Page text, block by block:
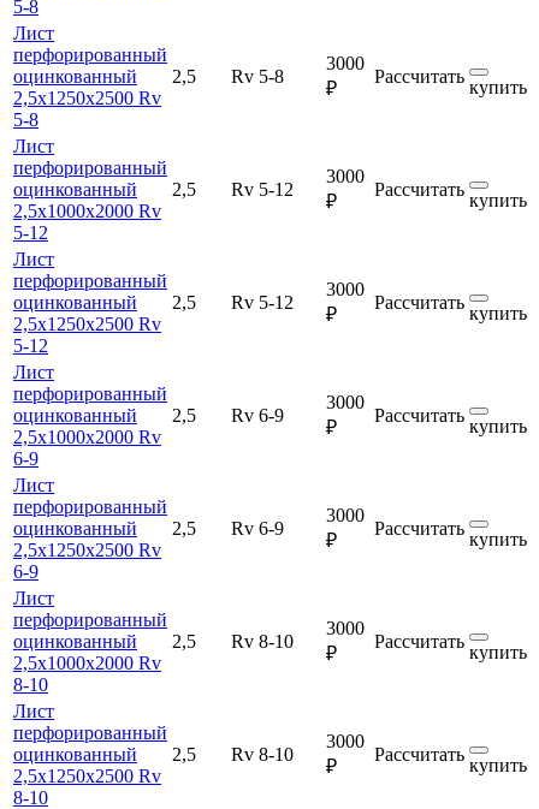
5-8
Лист
перфорированный
оцинкованный
2,5х1250х2500 Rv
5-8
2,5 Rv 5-8
3000
₽
Рассчитать
купить
Лист
перфорированный
оцинкованный
2,5х1000х2000 Rv
5-12
2,5 Rv 5-12
3000
₽
Рассчитать
купить
Лист
перфорированный
оцинкованный
2,5х1250х2500 Rv
5-12
2,5 Rv 5-12
3000
₽
Рассчитать
купить
Лист
перфорированный
оцинкованный
2,5х1000х2000 Rv
6-9
2,5 Rv 6-9
3000
₽
Рассчитать
купить
Лист
перфорированный
оцинкованный
2,5х1250х2500 Rv
6-9
2,5 Rv 6-9
3000
₽
Рассчитать
купить
Лист
перфорированный
оцинкованный
2,5х1000х2000 Rv
8-10
2,5 Rv 8-10
3000
₽
Рассчитать
купить
Лист
перфорированный
оцинкованный
2,5х1250х2500 Rv
8-10
2,5 Rv 8-10
3000
₽
Рассчитать
купить